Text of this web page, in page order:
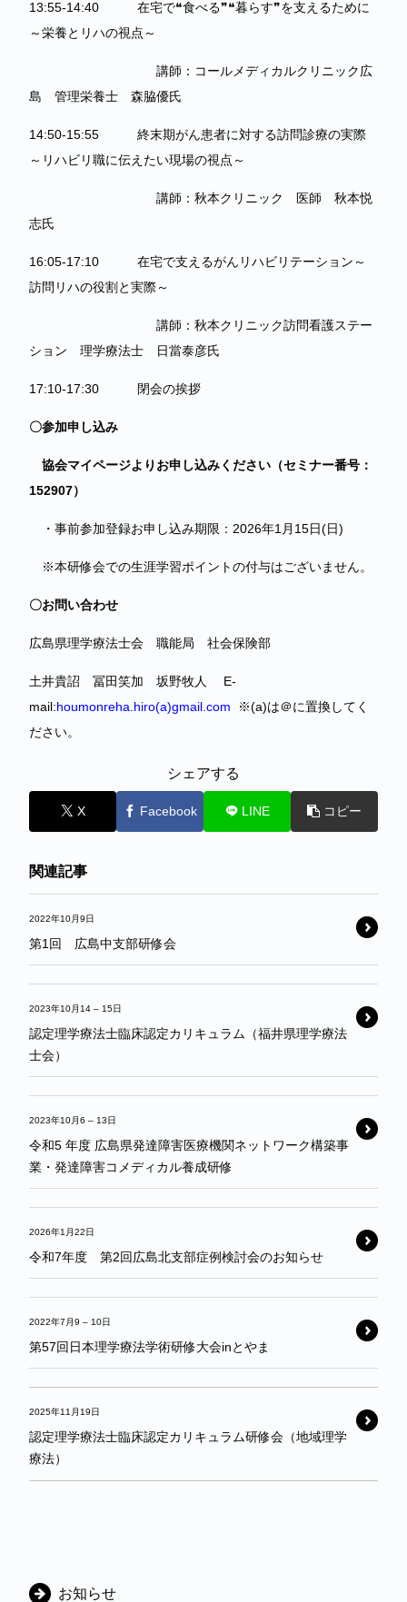
13:55-14:40 在宅で❝食べる❞❝暮らす❞を支えるために
～栄養とリハの視点～
講師：コールメディカルクリニック広
島 管理栄養士 森脇優氏
14:50-15:55 終末期がん患者に対する訪問診療の実際
～リハビリ職に伝えたい現場の視点～
講師：秋本クリニック 医師 秋本悦
志氏
16:05-17:10 在宅で支えるがんリハビリテーション～
訪問リハの役割と実際～
講師：秋本クリニック訪問看護ステー
ション 理学療法士 日當泰彦氏
17:10-17:30 閉会の挨拶
〇参加申し込み
協会マイページよりお申し込みください（セミナー番号：
152907）
・事前参加登録お申し込み期限：2026年1月15日(日)
※本研修会での生涯学習ポイントの付与はございません。
〇お問い合わせ
広島県理学療法士会 職能局 社会保険部
土井貴詔 冨田笑加 坂野牧人 E-
mail:houmonreha.hiro(a)gmail.com ※(a)は＠に置換してく
ださい。
シェアする
X Facebook LINE コピー
関連記事
2022年10月9日
第1回 広島中支部研修会
2023年10月14 – 15日
認定理学療法士臨床認定カリキュラム（福井県理学療法
士会）
2023年10月6 – 13日
令和5 年度 広島県発達障害医療機関ネットワーク構築事
業・発達障害コメディカル養成研修
2026年1月22日
令和7年度 第2回広島北支部症例検討会のお知らせ
2022年7月9 – 10日
第57回日本理学療法学術研修大会inとやま
2025年11月19日
認定理学療法士臨床認定カリキュラム研修会（地域理学
療法）
カ
お知らせ